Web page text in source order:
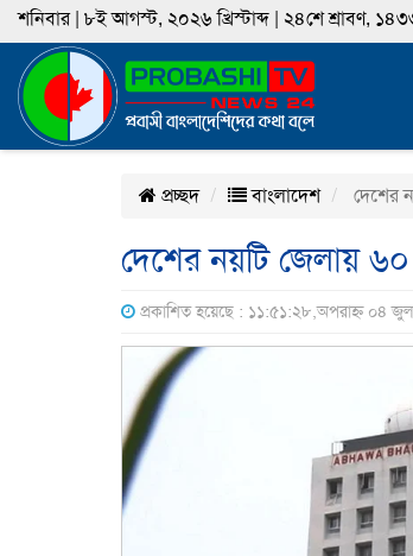
শনিবার | ৮ই আগস্ট, ২০২৬ খ্রিস্টাব্দ | ২৪শে শ্রাবণ, ১৪৩৩
প্রচ্ছদ বাংলাদেশ দেশের
দেশের নয়টি জেলায় ৬০
প্রকাশিত হয়েছে : ১১:৫১:২৮,অপরাহ্ন ০৪